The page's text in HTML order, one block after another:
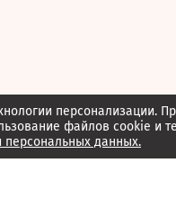
персонализации.
файлов cookie и
персональных данных.